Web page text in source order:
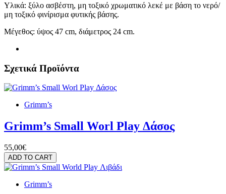
Υλικά: ξύλο ασβέστη, μη τοξικό χρωματικό λεκέ με βάση το νερό/
μη τοξικό φινίρισμα φυτικής βάσης.
Μέγεθος: ύψος 47 cm, διάμετρος 24 cm.
Σχετικά Προϊόντα
Grimm’s
Grimm’s Small Worl Play Δάσος
55,00€
ADD TO CART
Grimm’s